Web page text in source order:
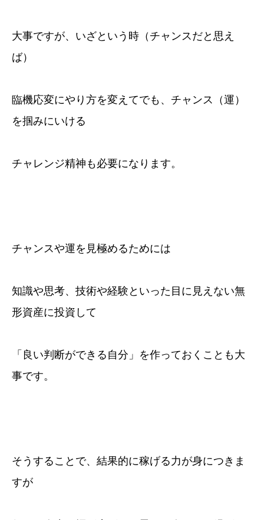
大事ですが、いざという時（チャンスだと思え
ば）
臨機応変にやり方を変えてでも、チャンス（運）
を掴みにいける
チャレンジ精神も必要になります。
チャンスや運を見極めるためには
知識や思考、技術や経験といった目に見えない無
形資産に投資して
「良い判断ができる自分」を作っておくことも大
事です。
そうすることで、結果的に稼げる力が身につきま
すが